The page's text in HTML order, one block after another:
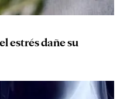
estrés dañe su